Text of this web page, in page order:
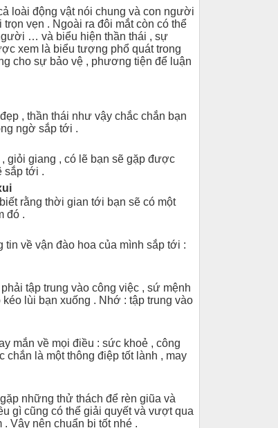
loài động vật nói chung và con người
vẹn . Ngoài ra đôi mắt còn có thể
… và biểu hiện thần thái , sự
xem là biểu tượng phổ quát trong
cho sự bảo vệ , phương tiện để luận
, thần thái như vậy chắc chắn bạn
ngờ sắp tới .
giỏi giang , có lẽ bạn sẽ gặp được
sắp tới .
rằng thời gian tới bạn sẽ có một
đó .
về vận đào hoa của mình sắp tới :
tập trung vào công việc , sứ mệnh
lùi bạn xuống . Nhớ : tập trung vào
mắn về mọi điều : sức khoẻ , công
là một thông điệp tốt lành , may
những thử thách để rèn giũa và
gì cũng có thể giải quyết và vượt qua
Vậy nên chuẩn bị tốt nhé .